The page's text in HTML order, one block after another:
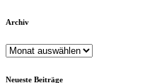
Archiv
Archiv
Neueste Beiträge